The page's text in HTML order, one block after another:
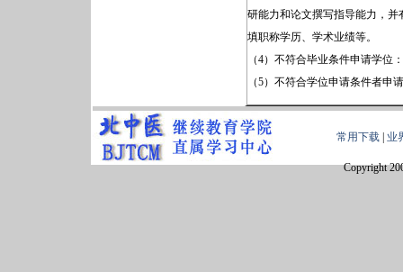
研能力和论文撰写指导能力，
填职称学历、学术业绩等。
（4）不符合毕业条件申请学位
（5）不符合学位申请条件者申
常用下载 业
Copyright